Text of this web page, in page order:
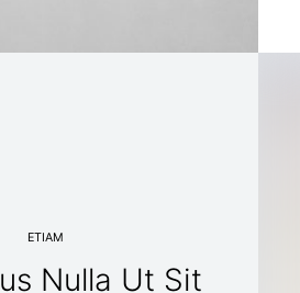
ETIAM
Nulla Ut Sit